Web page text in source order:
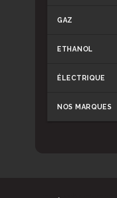
GAZ
ETHANOL
ÉLECTRIQUE
NOS MARQUES